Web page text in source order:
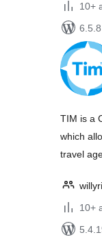
10+
6.5.8
TIM is a
which
travel
10+